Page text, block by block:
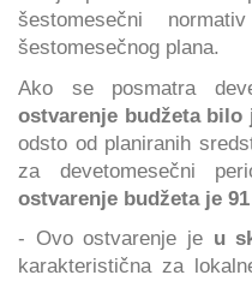
šestomesečni
šestomesečnog plana.
Ako se posmatra
ostvarenje budžeta bilo
odsto od planiranih
za devetomesečni
ostvarenje budžeta je
- Ovo ostvarenje je u
karakteristična za